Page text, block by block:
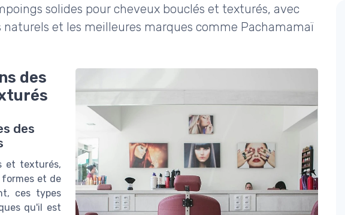
solides pour cheveux bouclés et texturés, avec
naturels et les meilleures marques comme Pachamamaï
des
des
et texturés,
et de
ces types
qu'il est